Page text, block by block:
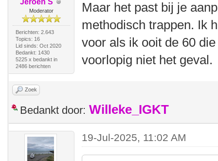
Jeroen S
Moderator
Berichten: 2.643
Topics: 16
Lid sinds: Oct 2020
Bedankt: 1430
5225 x bedankt in
2486 berichten
Maar het past bij je
methodisch trappen. Ik
voor als ik ooit de 60
voorlopig niet het geval.
Zoek
Bedankt door: Willeke_IGKT
19-Jul-2025, 11:02 AM